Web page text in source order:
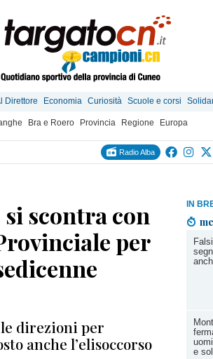
Direttore Economia Curiosità Scuole e corsi
Bra e Roero Provincia Regione Europa
Radio Alba
IN
e
scontra con
per
direzioni per
anche l’elisoccorso